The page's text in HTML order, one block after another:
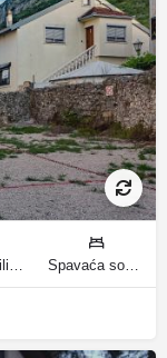
WC, Kada ili tuš kupatila Spavaća soba 1: 1 bračni krevet | Dnevni boravak: 1 kauč na razvlačenje | Spavaća soba 1: 1 francuski bračni krevet ležaja